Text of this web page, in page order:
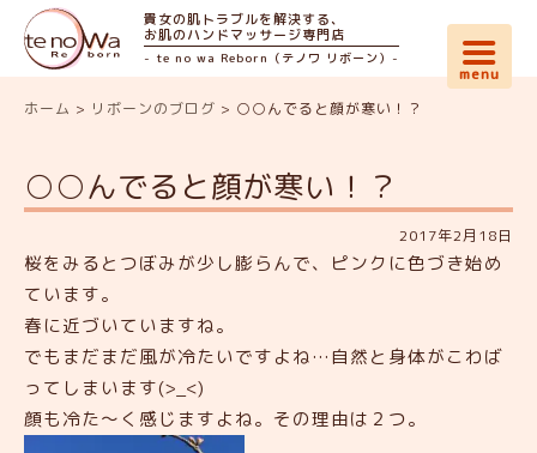
貴女の肌トラブルを解決する、
お肌のハンドマッサージ専門店
- te no wa Reborn（テノワ リボーン）-
ホーム > リボーンのブログ > ○○んでると顔が寒い！？
○○んでると顔が寒い！？
2017年2月18日
桜をみるとつぼみが少し膨らんで、ピンクに色づき始め
ています。
春に近づいていますね。
でもまだまだ風が冷たいですよね…自然と身体がこわば
ってしまいます(>_<)
顔も冷た～く感じますよね。その理由は２つ。